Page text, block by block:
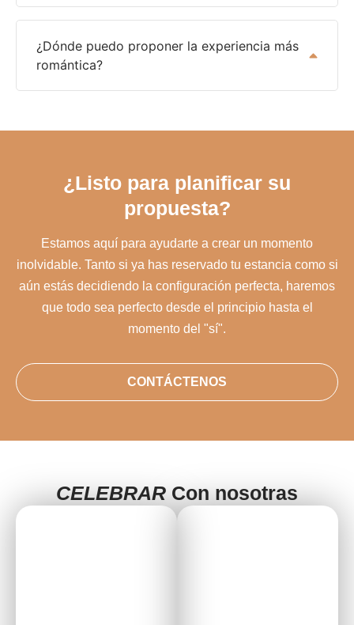
¿Dónde puedo proponer la experiencia más
romántica?
¿Listo para planificar su
propuesta?
Estamos aquí para ayudarte a crear un momento
inolvidable. Tanto si ya has reservado tu estancia como si
aún estás decidiendo la configuración perfecta, haremos
que todo sea perfecto desde el principio hasta el
momento del "sí".
CONTÁCTENOS
CELEBRAR Con nosotras